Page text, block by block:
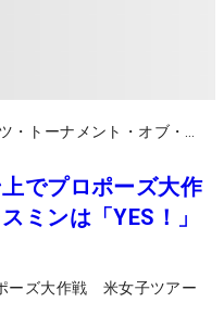
でプロポーズ大作
ミンは「YES！」
ーズ大作戦 米女子ツアー